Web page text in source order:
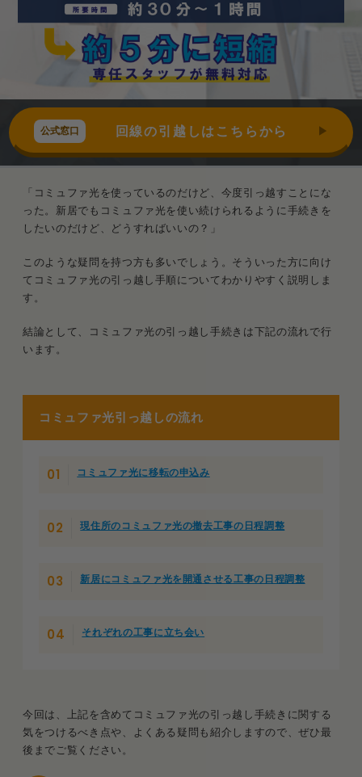
回線の引越しはこちらから
「コミュファ光を使っているのだけど、今度引っ越すことにな
った。新居でもコミュファ光を使い続けられるように手続きを
したいのだけど、どうすればいいの？」
このような疑問を持つ方も多いでしょう。そういった方に向け
てコミュファ光の引っ越し手順についてわかりやすく説明しま
す。
結論として、コミュファ光の引っ越し手続きは下記の流れで行
います。
コミュファ光引っ越しの流れ
コミュファ光に移転の申込み
現住所のコミュファ光の撤去工事の日程調整
新居にコミュファ光を開通させる工事の日程調整
それぞれの工事に立ち会い
今回は、上記を含めてコミュファ光の引っ越し手続きに関する
気をつけるべき点や、よくある疑問も紹介しますので、ぜひ最
後までご覧ください。